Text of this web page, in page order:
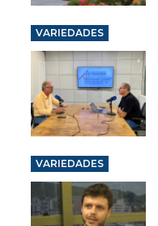
VARIEDADES
VARIEDADES